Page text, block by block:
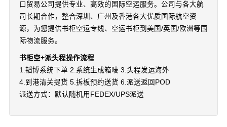
口贸易公司提供专业、高效的国际空运服务。公司与各大航
司长期合作，整合深圳、广州及香港各大优质国际航空资
源，为您提供书柜空运专线、空运书柜到美国/英国/欧洲等国
际物流服务。
书柜空+派头程操作流程
1.韬博系统下单 2.系统生成箱唛 3.头程发运海外
4.到港清关提货 5.拆板预约送货 6.派送返回POD
派送方式：默认随机用FEDEX/UPS派送